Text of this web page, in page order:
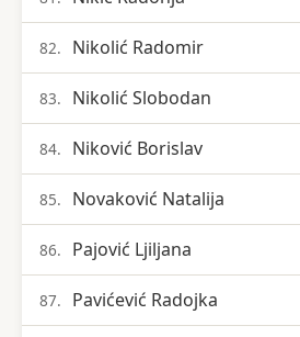
82. Nikolić Radomir
83. Nikolić Slobodan
84. Niković Borislav
85. Novaković Natalija
86. Pajović Ljiljana
87. Pavićević Radojka